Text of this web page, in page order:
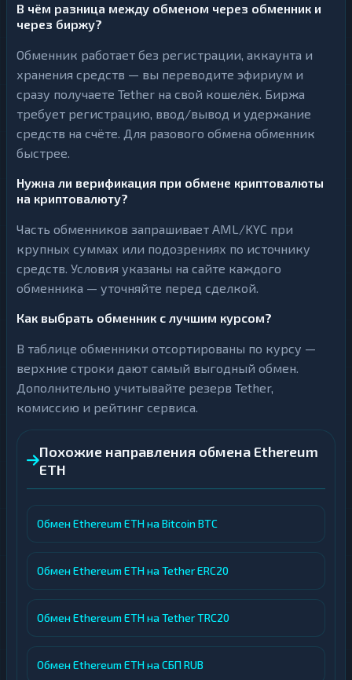
В чём разница между обменом через обменник и
через биржу?
Обменник работает без регистрации, аккаунта и
хранения средств — вы переводите эфириум и
сразу получаете Tether на свой кошелёк. Биржа
требует регистрацию, ввод/вывод и удержание
средств на счёте. Для разового обмена обменник
быстрее.
Нужна ли верификация при обмене криптовалюты
на криптовалюту?
Часть обменников запрашивает AML/KYC при
крупных суммах или подозрениях по источнику
средств. Условия указаны на сайте каждого
обменника — уточняйте перед сделкой.
Как выбрать обменник с лучшим курсом?
В таблице обменники отсортированы по курсу —
верхние строки дают самый выгодный обмен.
Дополнительно учитывайте резерв Tether,
комиссию и рейтинг сервиса.
Похожие направления обмена Ethereum
ETH
Обмен Ethereum ETH на Bitcoin BTC
Обмен Ethereum ETH на Tether ERC20
Обмен Ethereum ETH на Tether TRC20
Обмен Ethereum ETH на СБП RUB